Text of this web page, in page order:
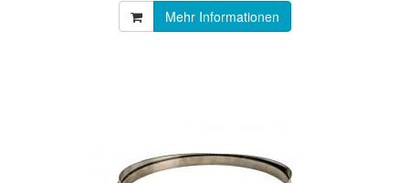
Mehr Informationen